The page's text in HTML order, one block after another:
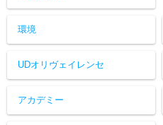
環境
UDオリヴェイレンセ
アカデミー